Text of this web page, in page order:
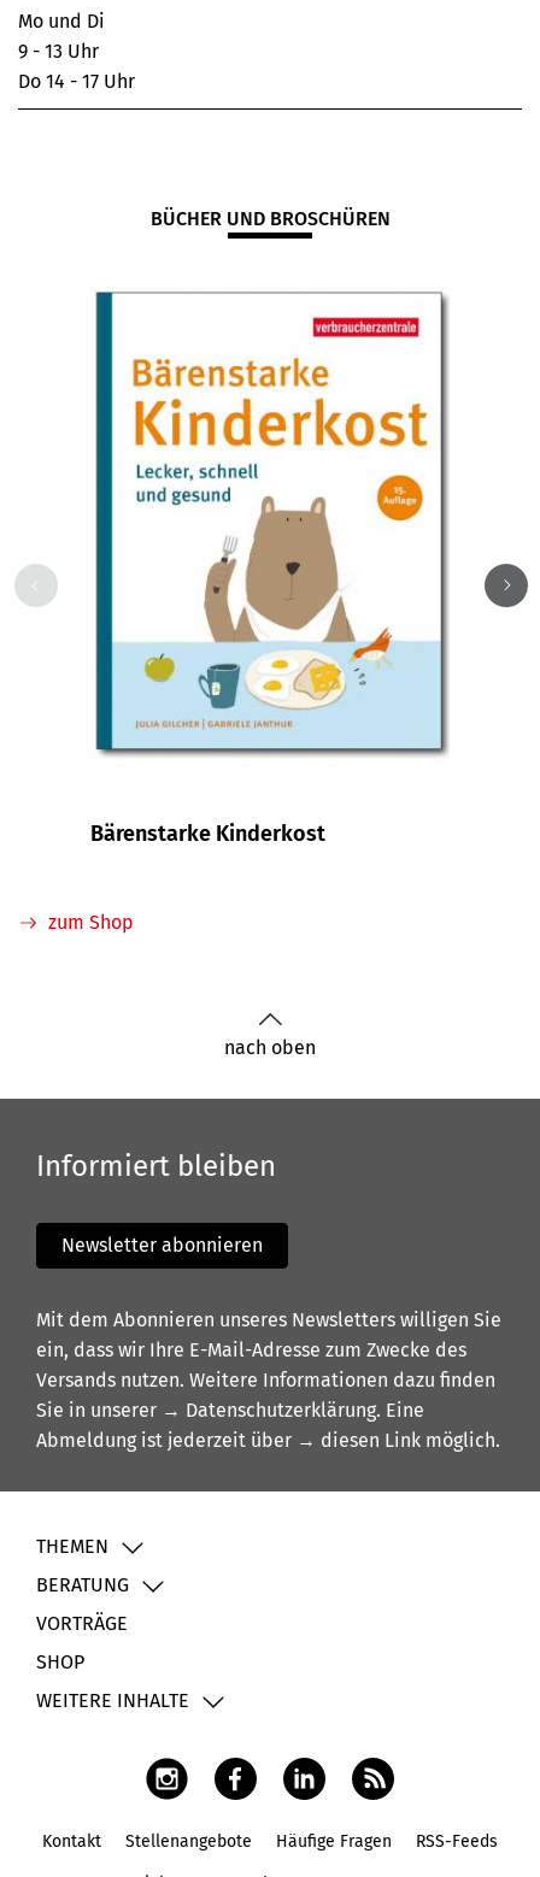
Mo und Di
9 - 13 Uhr
Do 14 - 17 Uhr
BÜCHER UND BROSCHÜREN
Bärenstarke Kinderkost
zum Shop
nach oben
Informiert bleiben
Newsletter abonnieren
Mit dem Abonnieren unseres Newsletters willigen Sie
ein, dass wir Ihre E-Mail-Adresse zum Zwecke des
Versands nutzen. Weitere Informationen dazu finden
Sie in unserer → Datenschutzerklärung. Eine
Abmeldung ist jederzeit über → diesen Link möglich.
THEMEN
BERATUNG
VORTRÄGE
SHOP
WEITERE INHALTE
Kontakt Stellenangebote Häufige Fragen RSS-Feeds